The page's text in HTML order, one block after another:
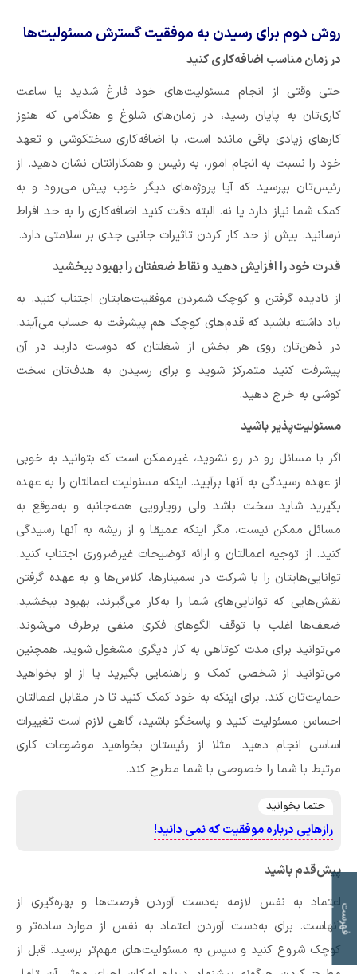
روش دوم برای رسیدن به موفقیت گسترش مسئولیت‌ها
در زمان مناسب اضافه‌کاری کنید
حتی وقتی از انجام مسئولیت‌های خود فارغ شدید یا ساعت
کاری‌تان به پایان رسید، در زمان‌های شلوغ و هنگامی که هنوز
کارهای زیادی باقی مانده است، با اضافه‌کاری سختکوشی و تعهد
خود را نسبت به انجام امور، به رئیس و همکارانتان نشان دهید. از
رئیس‌تان بپرسید که آیا پروژه‌های دیگر خوب پیش می‌رود و به
کمک شما نیاز دارد یا نه. البته دقت کنید اضافه‌کاری را به حد افراط
نرسانید. بیش از حد کار کردن تاثیرات جانبی جدی بر سلامتی دارد.
قدرت خود را افزایش دهید و نقاط ضعفتان را بهبود ببخشید
از نادیده گرفتن و کوچک شمردن موفقیت‌هایتان اجتناب کنید. به
یاد داشته باشید که قدم‌های کوچک هم پیشرفت به حساب می‌آیند.
در ذهن‌تان روی هر بخش از شغلتان که دوست دارید در آن
پیشرفت کنید متمرکز شوید و برای رسیدن به هدف‌تان سخت
کوشی به خرج دهید.
مسئولیت‌پذیر باشید
اگر با مسائل رو در رو نشوید، غیرممکن است که بتوانید به خوبی
از عهده رسیدگی به آنها برآیید. اینکه مسئولیت اعمالتان را به عهده
بگیرید شاید سخت باشد ولی رویارویی همه‌جانبه و به‌موقع به
مسائل ممکن نیست، مگر اینکه عمیقا و از ریشه به آنها رسیدگی
کنید. از توجیه اعمالتان و ارائه توضیحات غیرضروری اجتناب کنید.
توانایی‌هایتان را با شرکت در سمینارها، کلاس‌ها و به عهده گرفتن
نقش‌هایی که توانایی‌های شما را به‌کار می‌گیرند، بهبود ببخشید.
ضعف‌ها اغلب با توقف الگوهای فکری منفی برطرف می‌شوند.
می‌توانید برای مدت کوتاهی به کار دیگری مشغول شوید. همچنین
می‌توانید از شخصی کمک و راهنمایی بگیرید یا از او بخواهید
حمایت‌تان کند. برای اینکه به خود کمک کنید تا در مقابل اعمالتان
احساس مسئولیت کنید و پاسخگو باشید، گاهی لازم است تغییرات
اساسی انجام دهید. مثلا از رئیستان بخواهید موضوعات کاری
مرتبط با شما را خصوصی با شما مطرح کند.
حتما بخوانید
رازهایی درباره موفقیت که نمی دانید!
پیش‌قدم باشید
اعتماد به‌ نفس لازمه به‌دست‌ آوردن فرصت‌ها و بهره‌گیری از
آنهاست. برای به‌دست ‌آوردن اعتماد به‌ نفس از موارد ساده‌تر و
کوچک شروع کنید و سپس به مسئولیت‌های مهم‌تر برسید. قبل از
ف
ه
ر
س
ت
م
و
ض
و
ع
ات